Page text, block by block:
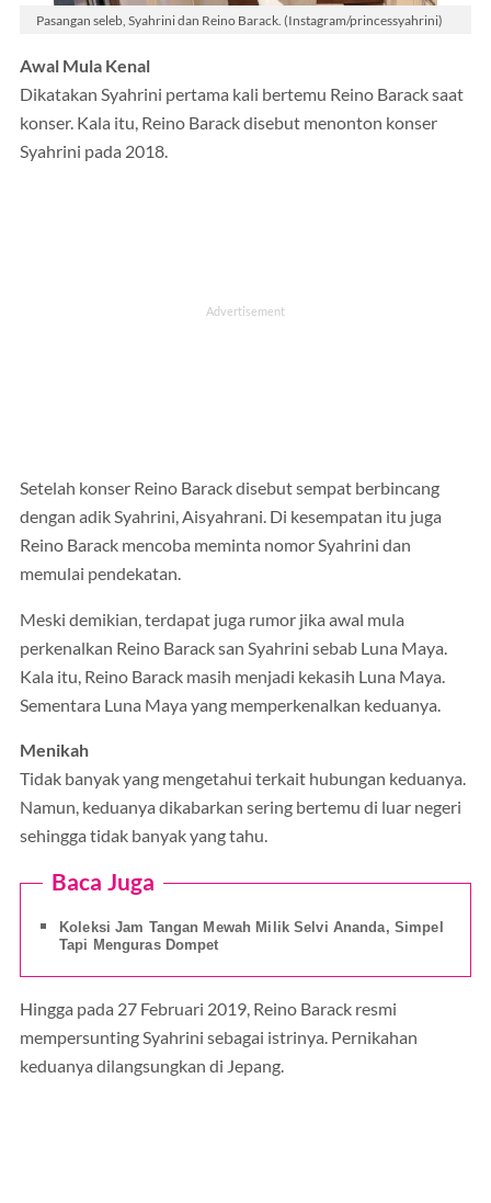
Pasangan seleb, Syahrini dan Reino Barack. (Instagram/princessyahrini)
Awal Mula Kenal
Dikatakan Syahrini pertama kali bertemu Reino Barack saat
konser. Kala itu, Reino Barack disebut menonton konser
Syahrini pada 2018.
Setelah konser Reino Barack disebut sempat berbincang
dengan adik Syahrini, Aisyahrani. Di kesempatan itu juga
Reino Barack mencoba meminta nomor Syahrini dan
memulai pendekatan.
Meski demikian, terdapat juga rumor jika awal mula
perkenalkan Reino Barack san Syahrini sebab Luna Maya.
Kala itu, Reino Barack masih menjadi kekasih Luna Maya.
Sementara Luna Maya yang memperkenalkan keduanya.
Menikah
Tidak banyak yang mengetahui terkait hubungan keduanya.
Namun, keduanya dikabarkan sering bertemu di luar negeri
sehingga tidak banyak yang tahu.
Baca Juga
Koleksi Jam Tangan Mewah Milik Selvi Ananda, Simpel
Tapi Menguras Dompet
Hingga pada 27 Februari 2019, Reino Barack resmi
mempersunting Syahrini sebagai istrinya. Pernikahan
keduanya dilangsungkan di Jepang.